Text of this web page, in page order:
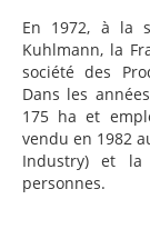
En 1972, à la
Kuhlmann, la
société des
Dans les
175 ha et
vendu en 1982
Industry) et la
personnes.